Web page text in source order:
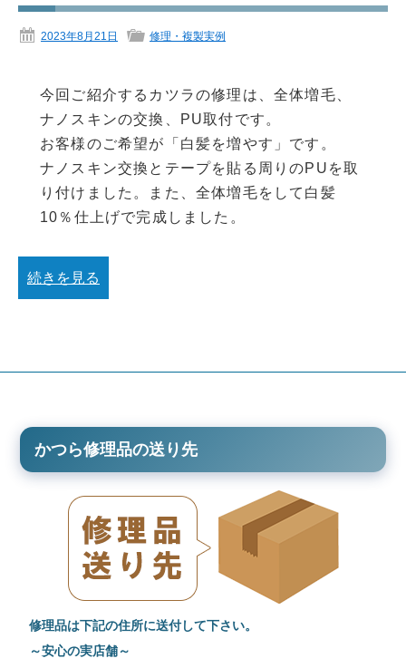
2023年8月21日 修理・複製実例
今回ご紹介するカツラの修理は、全体増毛、
ナノスキンの交換、PU取付です。
お客様のご希望が「白髪を増やす」です。
ナノスキン交換とテープを貼る周りのPUを取
り付けました。また、全体増毛をして白髪
10％仕上げで完成しました。
続きを見る
かつら修理品の送り先
修理品は下記の住所に送付して下さい。
～安心の実店舗～